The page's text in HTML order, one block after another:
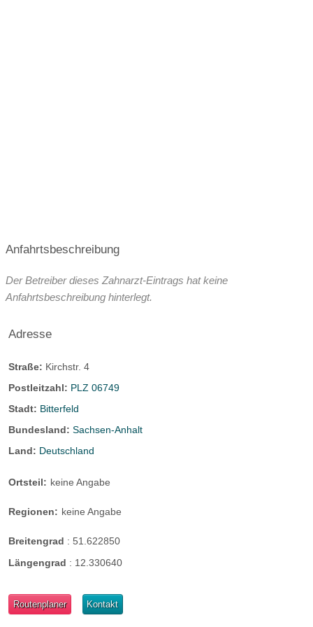
Anfahrtsbeschreibung
Der Betreiber dieses Zahnarzt-Eintrags hat keine
Anfahrtsbeschreibung hinterlegt.
Adresse
Straße: Kirchstr. 4
Postleitzahl: PLZ 06749
Stadt: Bitterfeld
Bundesland: Sachsen-Anhalt
Land: Deutschland
Ortsteil: keine Angabe
Regionen: keine Angabe
Breitengrad : 51.622850
Längengrad : 12.330640
Routenplaner Kontakt